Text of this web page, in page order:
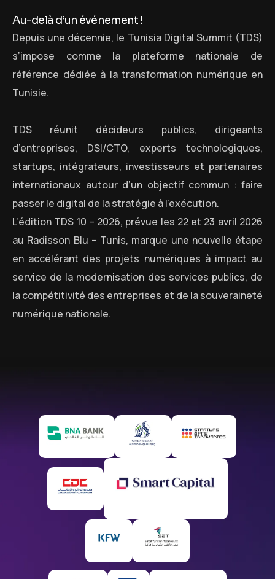
Au-delà d’un événement !
Depuis une décennie, le Tunisia Digital Summit (TDS)
s’impose comme la plateforme nationale de
référence dédiée à la transformation numérique en
Tunisie.
TDS réunit décideurs publics, dirigeants
d’entreprises, DSI/CTO, experts technologiques,
startups, intégrateurs, investisseurs et partenaires
internationaux autour d’un objectif commun : faire
passer le digital de la stratégie à l’exécution.
L’édition TDS 10 – 2026, prévue les 22 et 23 avril 2026
au Radisson Blu – Tunis, marque une nouvelle étape
en accélérant des projets numériques à impact au
service de la modernisation des services publics, de
la compétitivité des entreprises et de la souveraineté
numérique nationale.